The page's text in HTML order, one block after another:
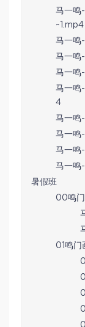
马一鸣
~1.mp4
马一鸣
马一鸣
马一鸣
马一鸣
4
马一鸣
马一鸣
马一鸣
马一鸣
暑假班
00鸣门
01鸣门